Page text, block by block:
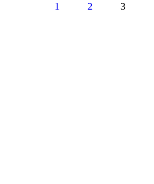
PAGE
1 PAGE
2 PAGE
3